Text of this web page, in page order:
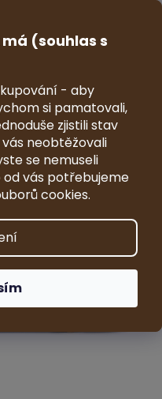
(souhlas s
- aby
si pamatovali,
zjistili stav
neobtěžovali
se nemuseli
vás potřebujeme
cookies.
CNG 12 1:64